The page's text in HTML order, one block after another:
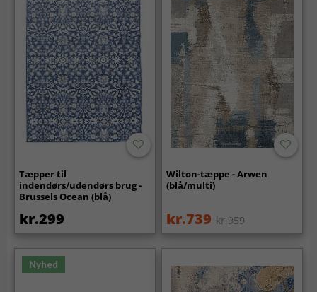
Tæpper til
indendørs/udendørs brug -
Brussels Ocean (blå)
kr.299
Wilton-tæppe - Arwen
(blå/multi)
kr.739 kr.959
Nyhed